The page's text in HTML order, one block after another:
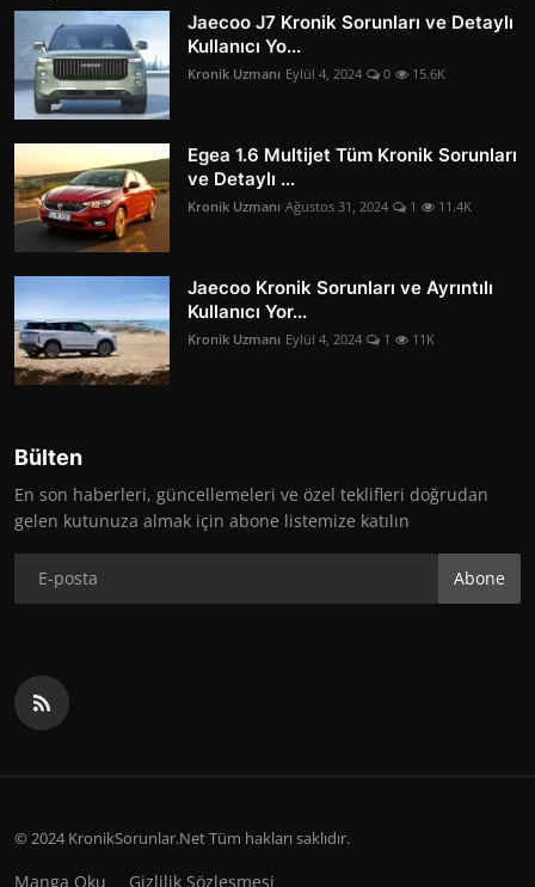
Jaecoo J7 Kronik Sorunları ve Detaylı
Kullanıcı Yo...
Kronik Uzmanı Eylül 4, 2024 0 15.6K
Egea 1.6 Multijet Tüm Kronik Sorunları
ve Detaylı ...
Kronik Uzmanı Ağustos 31, 2024 1 11.4K
Jaecoo Kronik Sorunları ve Ayrıntılı
Kullanıcı Yor...
Kronik Uzmanı Eylül 4, 2024 1 11K
Bülten
En son haberleri, güncellemeleri ve özel teklifleri doğrudan
gelen kutunuza almak için abone listemize katılın
Abone
© 2024 KronikSorunlar.Net Tüm hakları saklıdır.
Manga Oku Gizlilik Sözleşmesi